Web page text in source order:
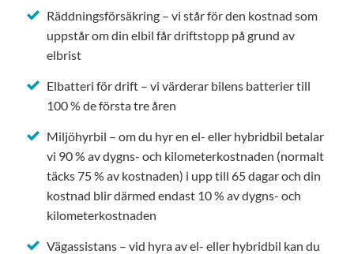
Räddningsförsäkring – vi står för den kostnad som
uppstår om din elbil får driftstopp på grund av
elbrist
Elbatteri för drift – vi värderar bilens batterier till
100 % de första tre åren
Miljöhyrbil – om du hyr en el- eller hybridbil betalar
vi 90 % av dygns- och kilometerkostnaden (normalt
täcks 75 % av kostnaden) i upp till 65 dagar och din
kostnad blir därmed endast 10 % av dygns- och
kilometerkostnaden
Vägassistans – vid hyra av el- eller hybridbil kan du